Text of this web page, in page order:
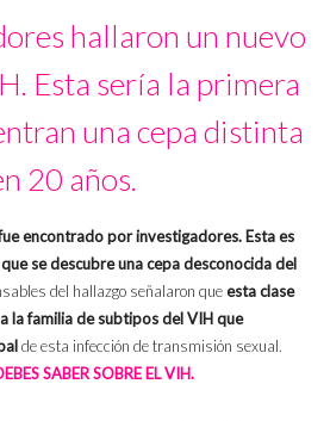
hallaron un nuevo
Esta sería la primera
una cepa distinta
20 años.
encontrado por investigadores. Esta es
se descubre una cepa desconocida del
del hallazgo señalaron queesta clase
la familia de subtipos del VIH que
de esta infección de transmisión sexual.
SABER SOBRE EL VIH.